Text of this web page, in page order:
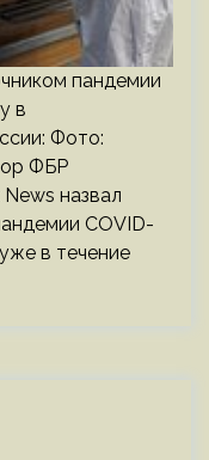
пандемии
в
Фото:
ФБР
назвал
COVID-
в течение